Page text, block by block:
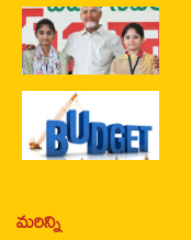
మరిన్ని